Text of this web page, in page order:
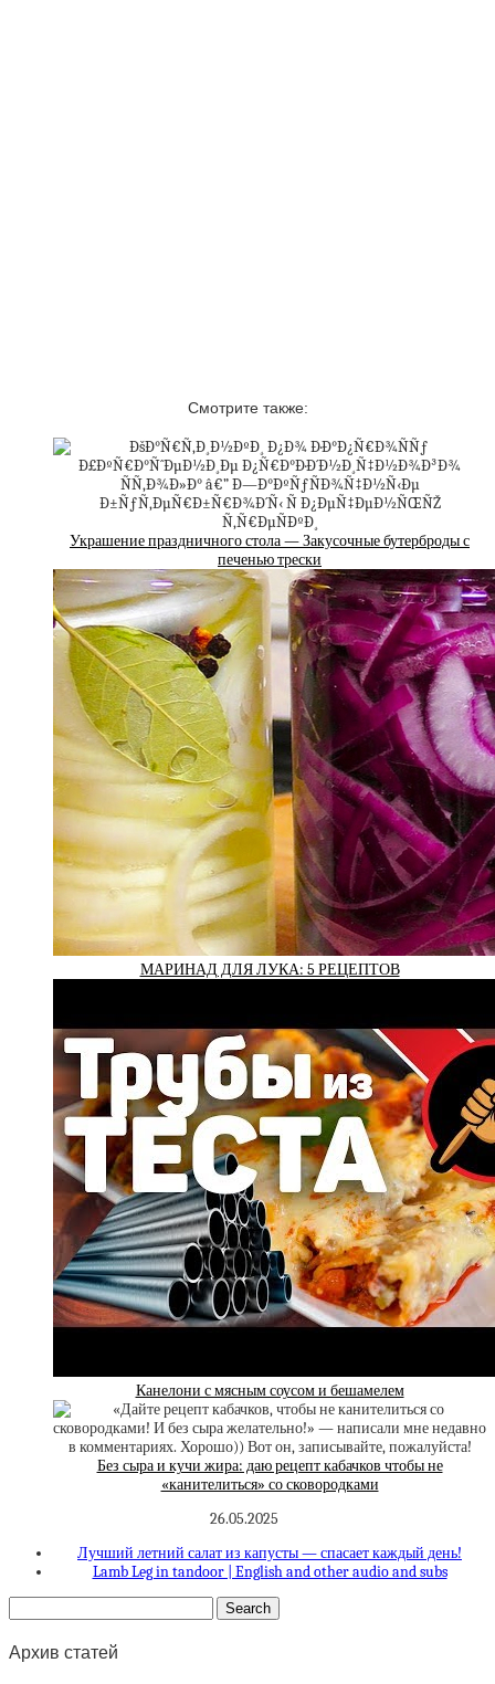
Смотрите также:
Украшение праздничного стола — Закусочные бутерброды с
печенью трески
МАРИНАД ДЛЯ ЛУКА: 5 РЕЦЕПТОВ
Канелони с мясным соусом и бешамелем
Без сыра и кучи жира: даю рецепт кабачков чтобы не
«канителиться» со сковородками
26.05.2025
Лучший летний салат из капусты — спасает каждый день!
Lamb Leg in tandoor | English and other audio and subs
Архив статей